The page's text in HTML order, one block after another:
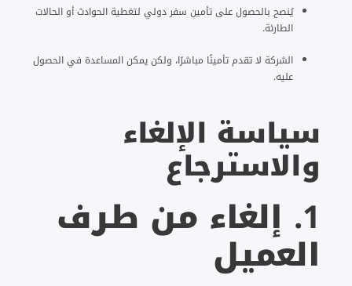
يُنصح بالحصول على تأمين سفر دولي لتغطية الحوادث أو الحالات
الطارئة.
الشركة لا تقدم تأمينًا مباشرًا، ولكن يمكن المساعدة في الحصول
عليه.
سياسة الإلغاء
والاسترجاع
1. إلغاء من طرف
العميل